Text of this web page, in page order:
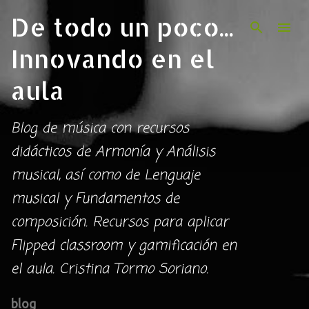
De todo un poco...
Innovando en el
aula
Blog de música con recursos
didácticos de Armonía y Análisis
musical, así como de Lenguaje
musical y Fundamentos de
composición. Recursos para aplicar
Flipped classroom y gamificación en
el aula. Cristina Tormo Soriano.
blog